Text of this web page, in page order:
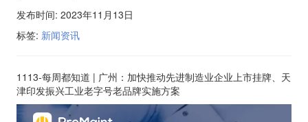
发布时间: 2023年11月13日
标签: 新闻资讯
1113-每周都知道 | 广州：加快推动先进制造业企业上市挂牌、天
津印发振兴工业老字号老品牌实施方案
*联系电话
* 电子邮件